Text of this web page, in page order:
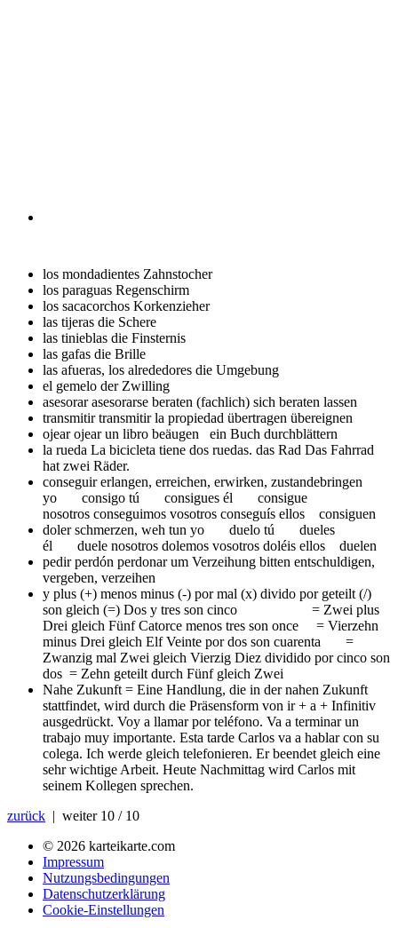
los mondadientes Zahnstocher
los paraguas Regenschirm
los sacacorchos Korkenzieher
las tijeras die Schere
las tinieblas die Finsternis
las gafas die Brille
las afueras, los alrededores die Umgebung
el gemelo der Zwilling
asesorar asesorarse beraten (fachlich) sich beraten lassen
transmitir transmitir la propiedad übertragen übereignen
ojear ojear un libro beäugen ein Buch durchblättern
la rueda La bicicleta tiene dos ruedas. das Rad Das Fahrrad
hat zwei Räder.
conseguirerlangen, erreichen, erwirken, zustandebringen
yo consigo tú consigues él consigue
nosotros conseguimos vosotros conseguís ellos consiguen
dolerschmerzen, weh tun yo duelo tú dueles
él duele nosotros dolemos vosotros doléis ellos duelen
pedir perdón perdonarum Verzeihung bitten entschuldigen,
vergeben, verzeihen
y plus (+) menos minus (-) por mal (x) divido por geteilt (/)
son gleich (=) Dos y tres son cinco = Zwei plus
Drei gleich Fünf Catorce menos tres son once = Vierzehn
minus Drei gleich Elf Veinte por dos son cuarenta =
Zwanzig mal Zwei gleich Vierzig Diez dividido por cinco son
dos = Zehn geteilt durch Fünf gleich Zwei
Nahe Zukunft = Eine Handlung, die in der nahen Zukunft
stattfindet, wird durch die Präsensform von ir + a + Infinitiv
ausgedrückt. Voy a llamar por teléfono. Va a terminar un
trabajo muy importante. Esta tarde Carlos va a hablar con su
colega. Ich werde gleich telefonieren. Er beendet gleich eine
sehr wichtige Arbeit. Heute Nachmittag wird Carlos mit
seinem Kollegen sprechen.
zurück | weiter 10 / 10
© 2026 karteikarte.com
Impressum
Nutzungsbedingungen
Datenschutzerklärung
Cookie-Einstellungen